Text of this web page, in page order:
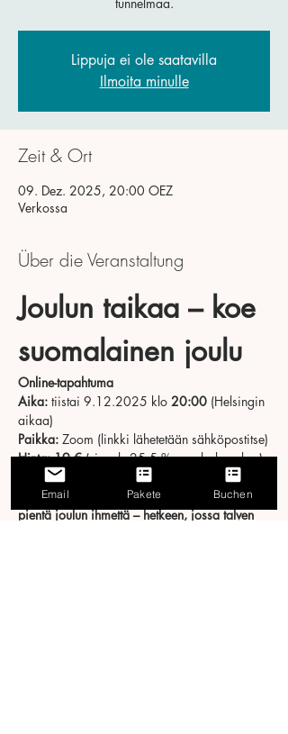
Lippuja ei ole saatavilla
Ilmoita minulle
Zeit & Ort
09. Dez. 2025, 20:00 OEZ
Verkossa
Über die Veranstaltung
Joulun taikaa – koe
suomalainen joulu
Online-tapahtuma
Aika: tiistai 9.12.2025 klo 20:00 (Helsingin
aikaa)
Paikka: Zoom (linkki lähetetään sähköpostitse)
Hinta: 19 € (sis. alv 25,5 % + palvelumaksu)
Tule mukaan kokemaan valoa, lämpöä ja
pientä joulun ihmettä – hetkeen, jossa talven
Email Pakete Buchen